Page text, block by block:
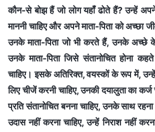
कौन-से बोझ हैं जो लोग यहाँ ढोते हैं? उन्हें अपने
माननी चाहिए और अपने माता-पिता को अच्छा
उनके माता-पिता जो भी करते हैं, उनके
उनके माता-पिता जिसे संतानोचित होना
चाहिए। इसके अतिरिक्त, वयस्कों के रूप में,
लिए चीजें करनी चाहिए, उनकी दयालुता का
प्रति संतानोचित बनना चाहिए, उनके साथ रहना
उदास नहीं करना चाहिए, उन्हें निराश नहीं